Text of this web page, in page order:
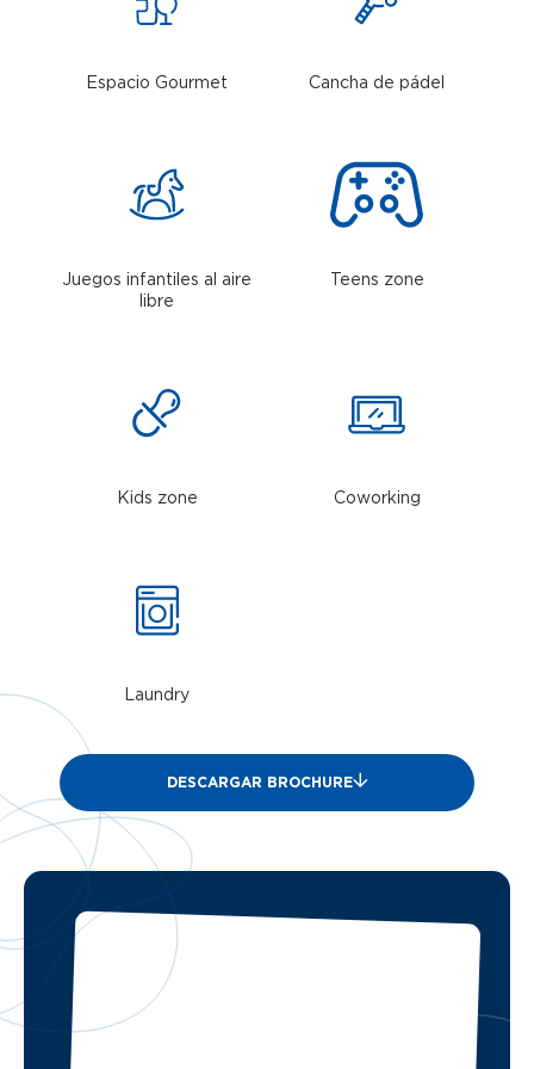
Espacio Gourmet Cancha de pádel
Juegos infantiles al aire
libre
Teens zone
Kids zone Coworking
Laundry
DESCARGAR BROCHURE